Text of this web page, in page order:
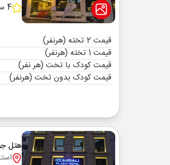
4 ستاره
قیمت 2 تخته (هرنفر)
قیمت 1 تخته (هرنفر)
قیمت کودک با تخت (هر نفر)
قیمت کودک بدون تخت (هرنفر)
هتل